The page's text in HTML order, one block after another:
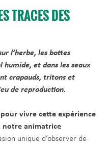
TRACES DES
l’herbe, les bottes
humide, et dans les seaux
crapauds, tritons et
de reproduction.
vivre cette expérience
notre animatrice
unique d’observer de